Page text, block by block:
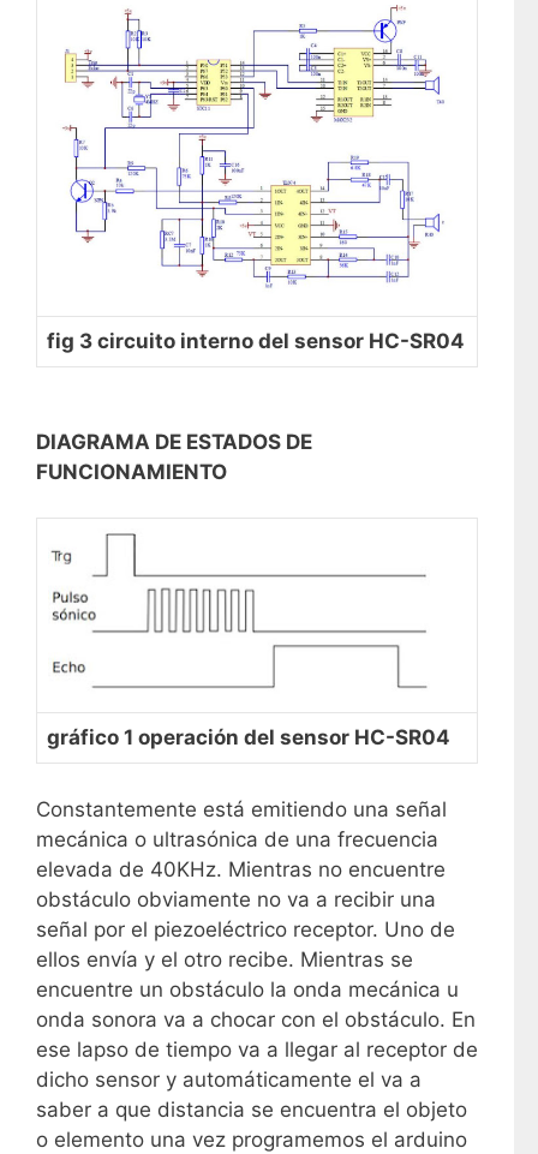
fig 3 circuito interno del sensor HC-SR04
DIAGRAMA DE ESTADOS DE
FUNCIONAMIENTO
gráfico 1 operación del sensor HC-SR04
Constantemente está emitiendo una señal
mecánica o ultrasónica de una frecuencia
elevada de 40KHz. Mientras no encuentre
obstáculo obviamente no va a recibir una
señal por el piezoeléctrico receptor. Uno de
ellos envía y el otro recibe. Mientras se
encuentre un obstáculo la onda mecánica u
onda sonora va a chocar con el obstáculo. En
ese lapso de tiempo va a llegar al receptor de
dicho sensor y automáticamente el va a
saber a que distancia se encuentra el objeto
o elemento una vez programemos el arduino